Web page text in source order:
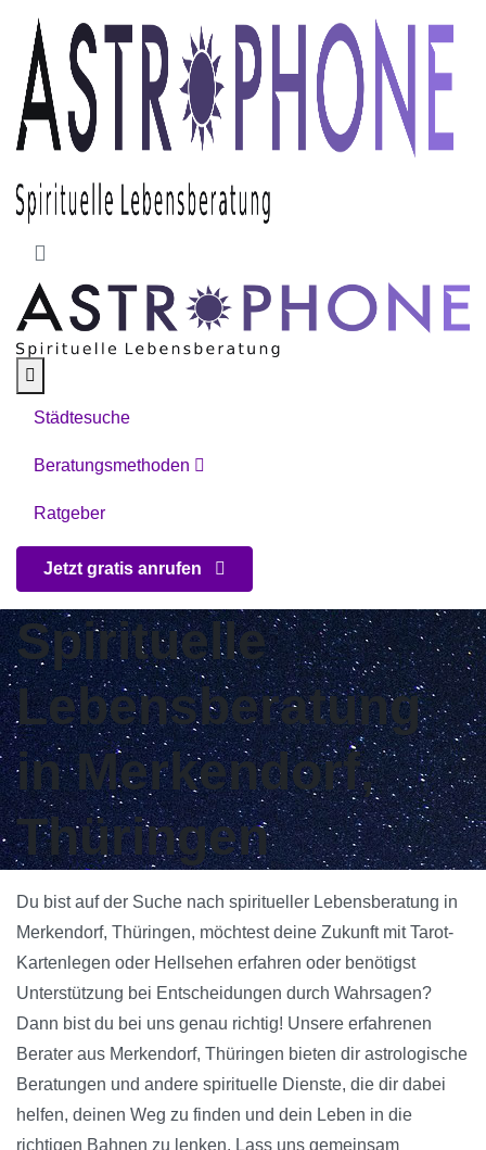
Skip to main content
Städtesuche
Beratungsmethoden
Ratgeber
Jetzt gratis anrufen
Spirituelle
Lebensberatung
in Merkendorf,
Thüringen
Du bist auf der Suche nach spiritueller Lebensberatung in
Merkendorf, Thüringen, möchtest deine Zukunft mit Tarot-
Kartenlegen oder Hellsehen erfahren oder benötigst
Unterstützung bei Entscheidungen durch Wahrsagen?
Dann bist du bei uns genau richtig! Unsere erfahrenen
Berater aus Merkendorf, Thüringen bieten dir astrologische
Beratungen und andere spirituelle Dienste, die dir dabei
helfen, deinen Weg zu finden und dein Leben in die
richtigen Bahnen zu lenken. Lass uns gemeinsam